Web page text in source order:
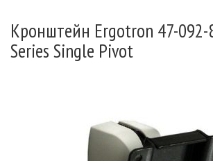
Кронштейн Ergotron 47-092-
Series Single Pivot